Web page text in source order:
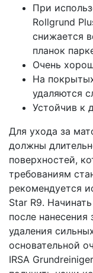
При
Rollgrund
снижается
планок
Очень
На
удаляются
Устойчив к
Для ухода за
должны
поверхностей,
требованиям
рекомендуется
Star R9.
после
удаления
основательной
IRSA